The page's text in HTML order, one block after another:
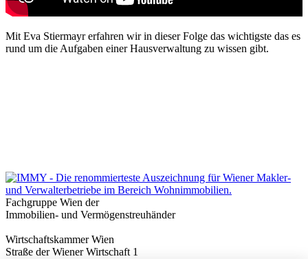
Mit Eva Stiermayr erfahren wir in dieser Folge das wichtigste das es
rund um die Aufgaben einer Hausverwaltung zu wissen gibt.
Fachgruppe Wien der
Immobilien- und Vermögenstreuhänder
Wirtschaftskammer Wien
Straße der Wiener Wirtschaft 1